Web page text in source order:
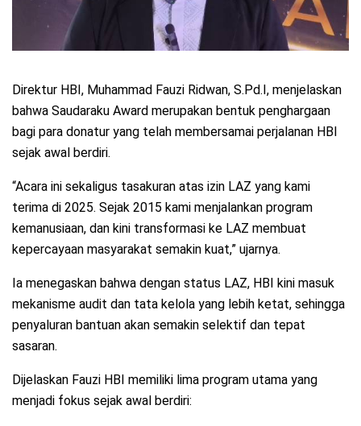
Direktur HBI, Muhammad Fauzi Ridwan, S.Pd.I, menjelaskan
bahwa Saudaraku Award merupakan bentuk penghargaan
bagi para donatur yang telah membersamai perjalanan HBI
sejak awal berdiri.
“Acara ini sekaligus tasakuran atas izin LAZ yang kami
terima di 2025. Sejak 2015 kami menjalankan program
kemanusiaan, dan kini transformasi ke LAZ membuat
kepercayaan masyarakat semakin kuat,” ujarnya.
Ia menegaskan bahwa dengan status LAZ, HBI kini masuk
mekanisme audit dan tata kelola yang lebih ketat, sehingga
penyaluran bantuan akan semakin selektif dan tepat
sasaran.
Dijelaskan Fauzi HBI memiliki lima program utama yang
menjadi fokus sejak awal berdiri: